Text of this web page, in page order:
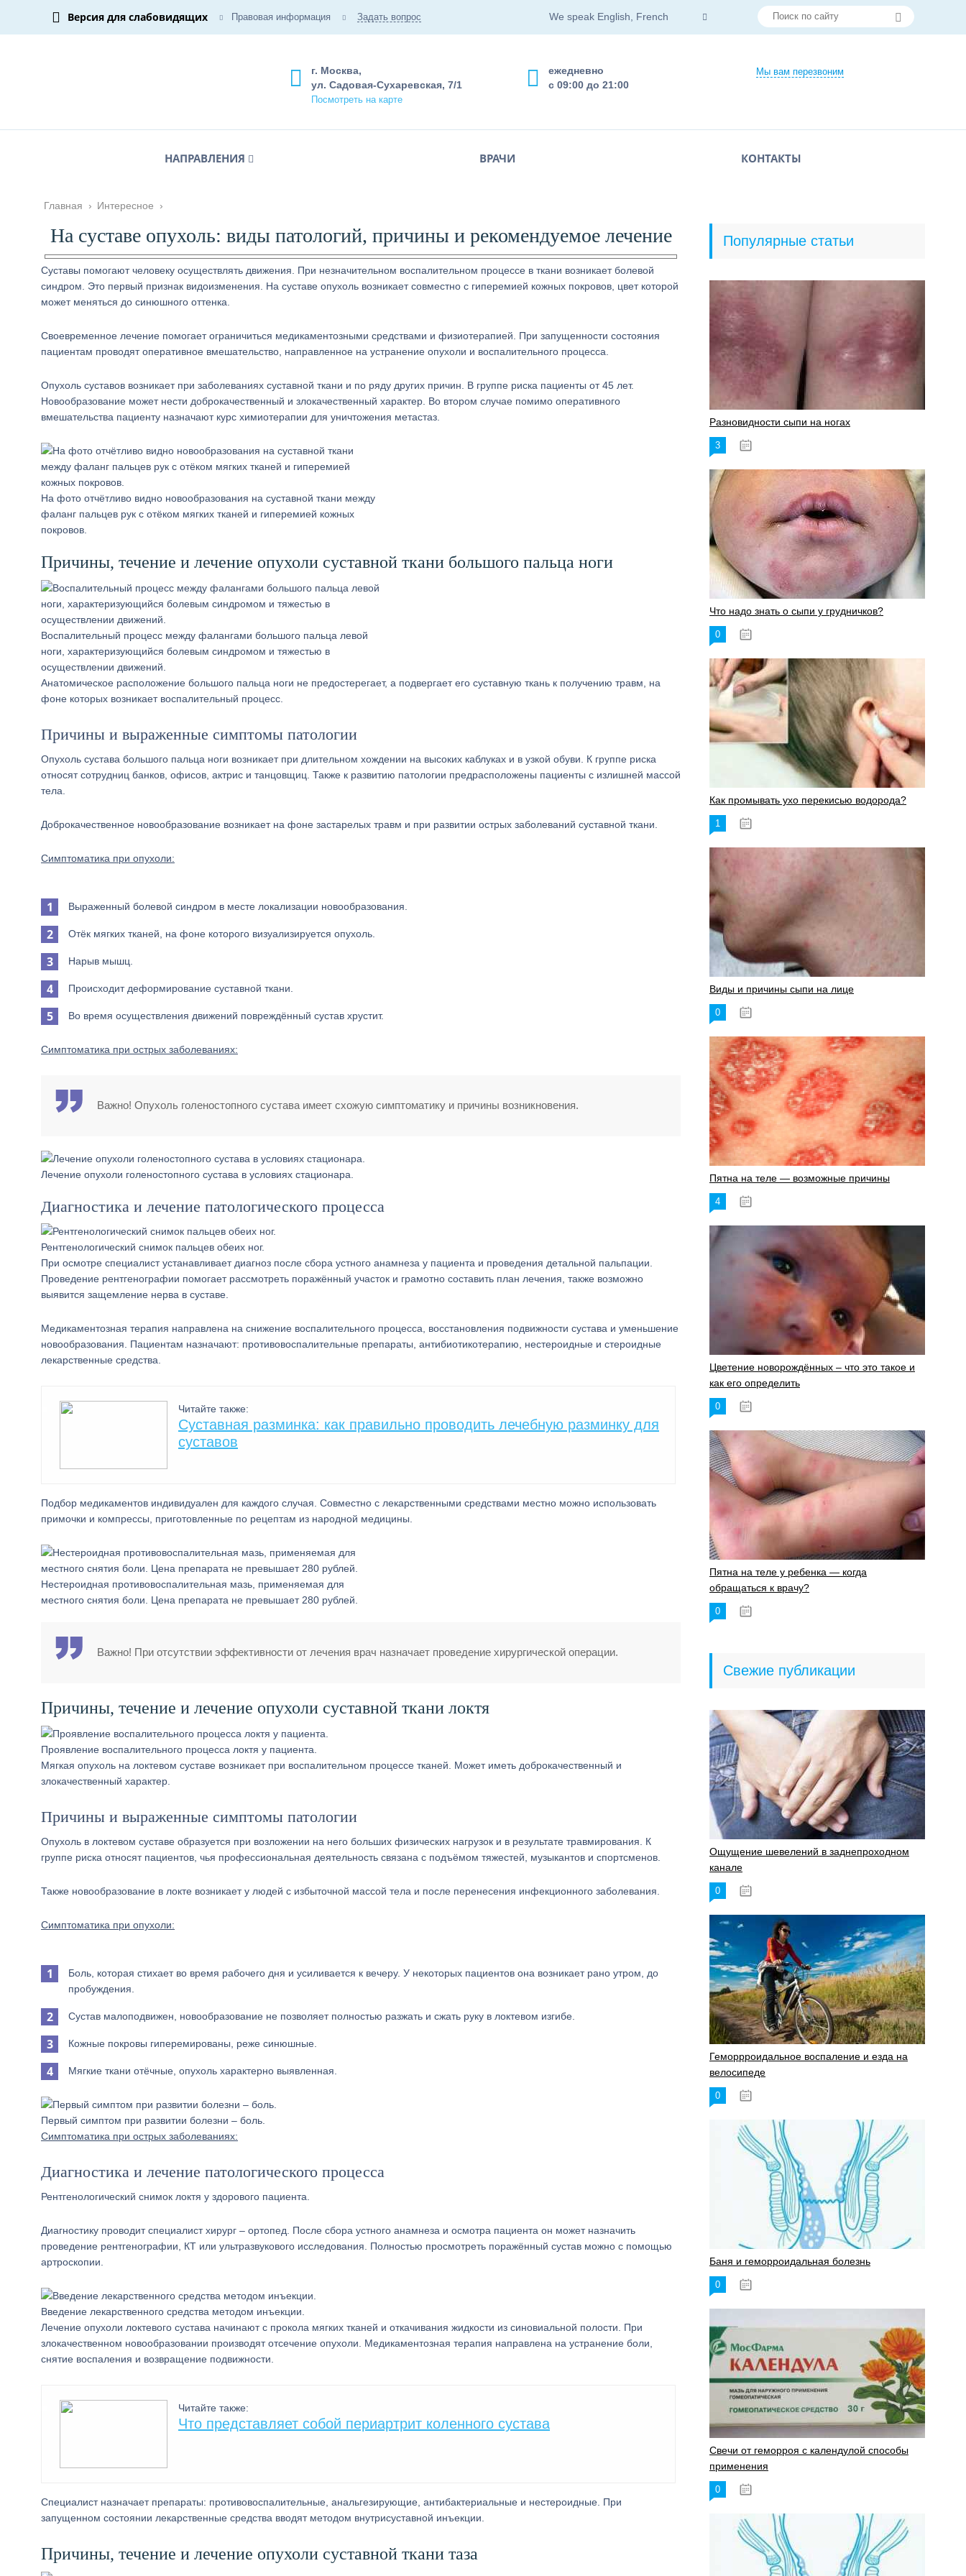
Версия для слабовидящих Правовая информация Задать вопрос We speak English, French
Мы вам перезвоним
ежедневно
с 09:00 до 21:00
г. Москва,
ул. Садовая-Сухаревская, 7/1
Посмотреть на карте
НАПРАВЛЕНИЯ ВРАЧИ КОНТАКТЫ
Главная › Интересное ›
На суставе опухоль: виды патологий, причины и рекомендуемое лечение
Суставы помогают человеку осуществлять движения. При незначительном воспалительном процессе в ткани возникает болевой
синдром. Это первый признак видоизменения. На суставе опухоль возникает совместно с гиперемией кожных покровов, цвет которой
может меняться до синюшного оттенка.
Своевременное лечение помогает ограничиться медикаментозными средствами и физиотерапией. При запущенности состояния
пациентам проводят оперативное вмешательство, направленное на устранение опухоли и воспалительного процесса.
Опухоль суставов возникает при заболеваниях суставной ткани и по ряду других причин. В группе риска пациенты от 45 лет.
Новообразование может нести доброкачественный и злокачественный характер. Во втором случае помимо оперативного
вмешательства пациенту назначают курс химиотерапии для уничтожения метастаз.
На фото отчётливо видно новообразования на суставной ткани между
фаланг пальцев рук с отёком мягких тканей и гиперемией кожных
покровов.
Причины, течение и лечение опухоли суставной ткани большого пальца ноги
Воспалительный процесс между фалангами большого пальца левой
ноги, характеризующийся болевым синдромом и тяжестью в
осуществлении движений.
Анатомическое расположение большого пальца ноги не предостерегает, а подвергает его суставную ткань к получению травм, на
фоне которых возникает воспалительный процесс.
Причины и выраженные симптомы патологии
Опухоль сустава большого пальца ноги возникает при длительном хождении на высоких каблуках и в узкой обуви. К группе риска
относят сотрудниц банков, офисов, актрис и танцовщиц. Также к развитию патологии предрасположены пациенты с излишней массой
тела.
Доброкачественное новообразование возникает на фоне застарелых травм и при развитии острых заболеваний суставной ткани.
Симптоматика при опухоли:
Выраженный болевой синдром в месте локализации новообразования.
Отёк мягких тканей, на фоне которого визуализируется опухоль.
Нарыв мышц.
Происходит деформирование суставной ткани.
Во время осуществления движений повреждённый сустав хрустит.
Симптоматика при острых заболеваниях:
Важно! Опухоль голеностопного сустава имеет схожую симптоматику и причины возникновения.
Лечение опухоли голеностопного сустава в условиях стационара.
Диагностика и лечение патологического процесса
Рентгенологический снимок пальцев обеих ног.
При осмотре специалист устанавливает диагноз после сбора устного анамнеза у пациента и проведения детальной пальпации.
Проведение рентгенографии помогает рассмотреть поражённый участок и грамотно составить план лечения, также возможно
выявится защемление нерва в суставе.
Медикаментозная терапия направлена на снижение воспалительного процесса, восстановления подвижности сустава и уменьшение
новообразования. Пациентам назначают: противовоспалительные препараты, антибиотикотерапию, нестероидные и стероидные
лекарственные средства.
Читайте также:
Суставная разминка: как правильно проводить лечебную разминку для
суставов
Подбор медикаментов индивидуален для каждого случая. Совместно с лекарственными средствами местно можно использовать
примочки и компрессы, приготовленные по рецептам из народной медицины.
Нестероидная противовоспалительная мазь, применяемая для
местного снятия боли. Цена препарата не превышает 280 рублей.
Важно! При отсутствии эффективности от лечения врач назначает проведение хирургической операции.
Причины, течение и лечение опухоли суставной ткани локтя
Проявление воспалительного процесса локтя у пациента.
Мягкая опухоль на локтевом суставе возникает при воспалительном процессе тканей. Может иметь доброкачественный и
злокачественный характер.
Причины и выраженные симптомы патологии
Опухоль в локтевом суставе образуется при возложении на него больших физических нагрузок и в результате травмирования. К
группе риска относят пациентов, чья профессиональная деятельность связана с подъёмом тяжестей, музыкантов и спортсменов.
Также новообразование в локте возникает у людей с избыточной массой тела и после перенесения инфекционного заболевания.
Симптоматика при опухоли:
Боль, которая стихает во время рабочего дня и усиливается к вечеру. У некоторых пациентов она возникает рано утром, до
пробуждения.
Сустав малоподвижен, новообразование не позволяет полностью разжать и сжать руку в локтевом изгибе.
Кожные покровы гиперемированы, реже синюшные.
Мягкие ткани отёчные, опухоль характерно выявленная.
Первый симптом при развитии болезни – боль.
Симптоматика при острых заболеваниях:
Диагностика и лечение патологического процесса
Рентгенологический снимок локтя у здорового пациента.
Диагностику проводит специалист хирург – ортопед. После сбора устного анамнеза и осмотра пациента он может назначить
проведение рентгенографии, КТ или ультразвукового исследования. Полностью просмотреть поражённый сустав можно с помощью
артроскопии.
Введение лекарственного средства методом инъекции.
Лечение опухоли локтевого сустава начинают с прокола мягких тканей и откачивания жидкости из синовиальной полости. При
злокачественном новообразовании производят отсечение опухоли. Медикаментозная терапия направлена на устранение боли,
снятие воспаления и возвращение подвижности.
Читайте также:
Что представляет собой периартрит коленного сустава
Специалист назначает препараты: противовоспалительные, анальгезирующие, антибактериальные и нестероидные. При
запущенном состоянии лекарственные средства вводят методом внутрисуставной инъекции.
Причины, течение и лечение опухоли суставной ткани таза
Популярные статьи
Разновидности сыпи на ногах
3
Что надо знать о сыпи у грудничков?
0
Как промывать ухо перекисью водорода?
1
Виды и причины сыпи на лице
0
Пятна на теле — возможные причины
4
Цветение новорождённых – что это такое и
как его определить
0
Пятна на теле у ребенка — когда
обращаться к врачу?
0
Свежие публикации
Ощущение шевелений в заднепроходном
канале
0
Геморрроидальное воспаление и езда на
велосипеде
0
Баня и геморроидальная болезнь
0
Свечи от геморроя с календулой способы
применения
0